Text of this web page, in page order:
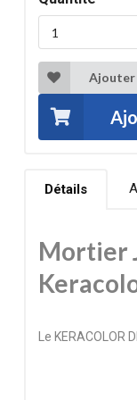
Ajouter
Détails
Mortier
Le KERACOLOR